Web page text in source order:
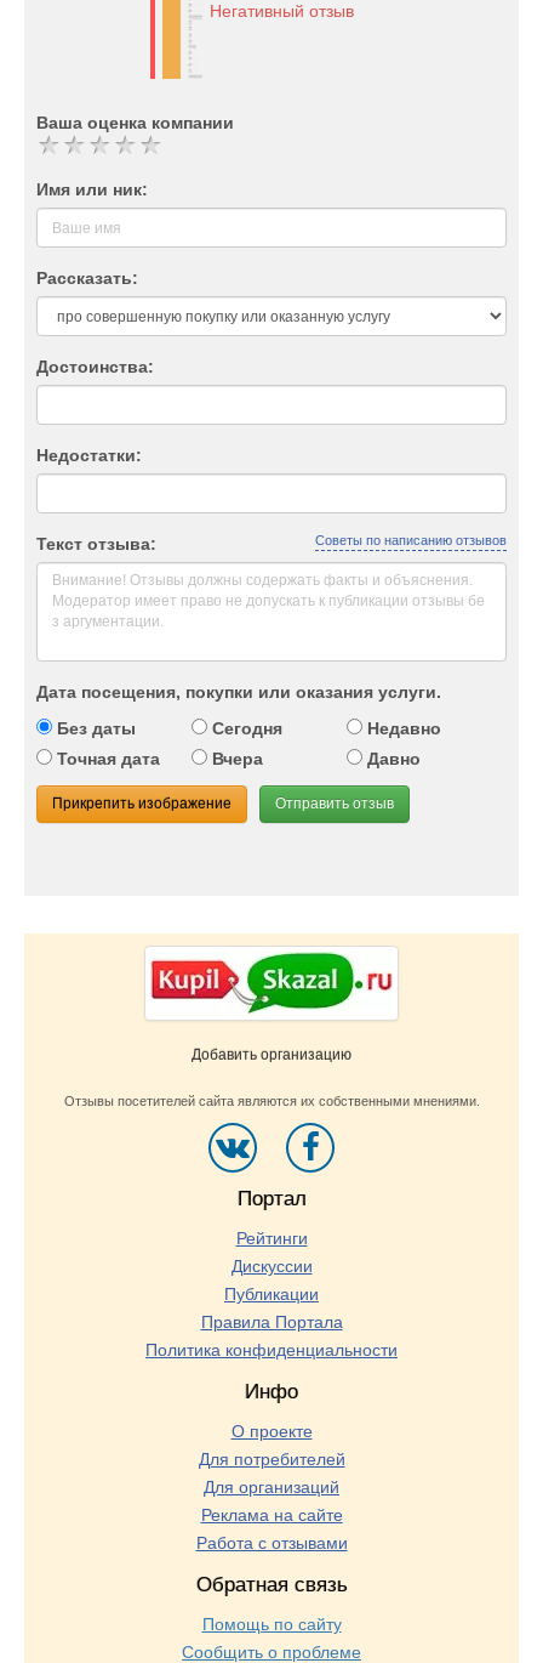
Негативный отзыв
Ваша оценка компании
Имя или ник:
Рассказать:
Достоинства:
Недостатки:
Текст отзыва: Советы по написанию отзывов
Дата посещения, покупки или оказания услуги.
Без даты
Сегодня
Недавно
Точная дата
Вчера Давно
Прикрепить изображение Отправить отзыв
Добавить организацию
Отзывы посетителей сайта являются их собственными мнениями.
Портал
Рейтинги
Дискуссии
Публикации
Правила Портала
Политика конфиденциальности
Инфо
О проекте
Для потребителей
Для организаций
Реклама на сайте
Работа с отзывами
Обратная связь
Помощь по сайту
Сообщить о проблеме